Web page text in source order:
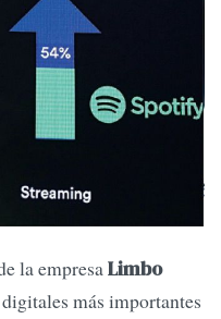
la empresaLimbo
más importantes